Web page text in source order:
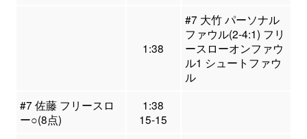
1:38
#7 大竹 パーソナル
ファウル(2-4:1) フリ
ースローオンファウ
ル1 シュートファウ
ル
#7 佐藤 フリースロ
ー○(8点)
1:38
15-15